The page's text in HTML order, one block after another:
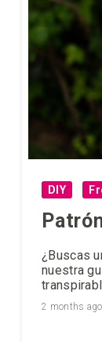
DIY
¿Buscas
nuestra
2 months ago